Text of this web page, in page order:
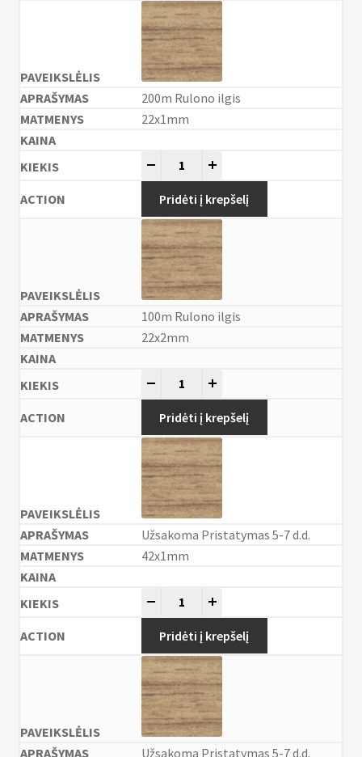
200m Rulono ilgis
22x1mm
Pridėti į krepšelį
100m Rulono ilgis
22x2mm
Pridėti į krepšelį
Užsakoma Pristatymas 5-7 d.d.
42x1mm
Pridėti į krepšelį
Užsakoma Pristatymas 5-7 d.d.